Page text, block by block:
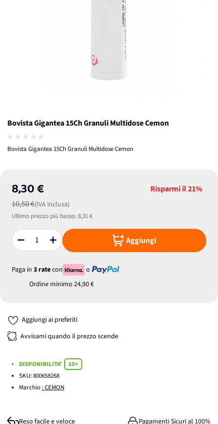
Bovista Gigantea 15Ch Granuli Multidose Cemon
Bovista Gigantea 15Ch Granuli Multidose Cemon
8,30 €
10,50 €(IVA inclusa)
Risparmi il21%
Ultimo prezzo più basso:8,31 €
Quantità Aggiungi
Paga in 3 ratecon
o
Ordine minimo 24,90 €
Aggiungi ai preferiti
Avvisami quando il prezzo scende
DISPONIBILITA'
10+
SKU:800658268
Marchio : CEMON
Reso facile e veloce
Pagamenti Sicuri al 100%